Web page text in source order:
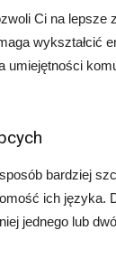
Ci na lepsze
wykształcić
umiejętności
bardziej
ich języka.
jednego lub